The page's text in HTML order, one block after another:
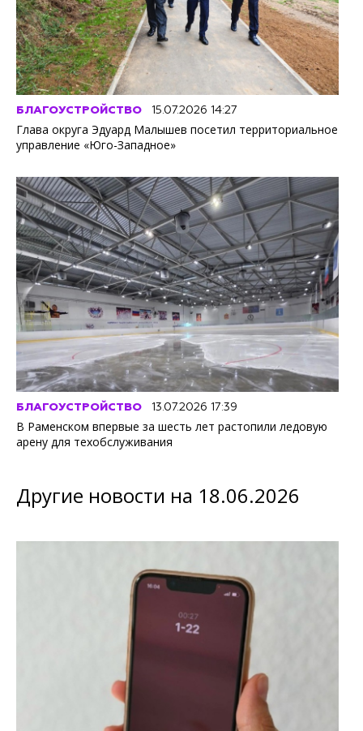
БЛАГОУСТРОЙСТВО 15.07.2026 14:27
Глава округа Эдуард Малышев посетил территориальное
управление «Юго-Западное»
БЛАГОУСТРОЙСТВО 13.07.2026 17:39
В Раменском впервые за шесть лет растопили ледовую
арену для техобслуживания
Другие новости на 18.06.2026